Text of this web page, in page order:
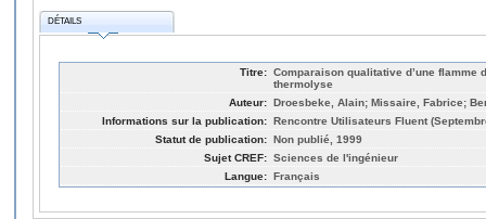
DÉTAILS
Titre: Comparaison qualitative d’une flamme
thermolyse
Auteur: Droesbeke, Alain; Missaire, Fabrice;
Informations sur la publication: Rencontre Utilisateurs Fluent
Statut de publication: Non publié, 1999
Sujet CREF: Sciences de l'ingénieur
Langue: Français